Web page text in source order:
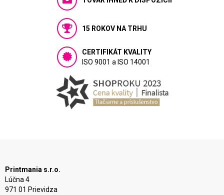
15 ROKOV NA TRHU
CERTIFIKÁT KVALITY
ISO 9001 a ISO 14001
Printmania s.r.o.
Lúčna 4
971 01 Prievidza